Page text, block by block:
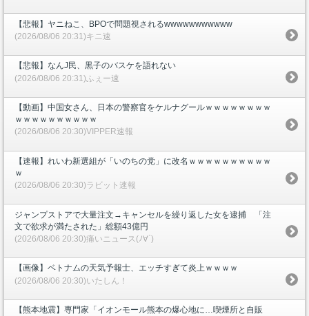
【悲報】ヤニねこ、BPOで問題視されるwwwwwwwwwww
(2026/08/06 20:31)キニ速
【悲報】なんJ民、黒子のバスケを語れない
(2026/08/06 20:31)ふぇー速
【動画】中国女さん、日本の警察官をケルナグールｗｗｗｗｗｗｗｗ
ｗｗｗｗｗｗｗｗｗｗ
(2026/08/06 20:30)VIPPER速報
【速報】れいわ新選組が「いのちの党」に改名ｗｗｗｗｗｗｗｗｗｗ
ｗ
(2026/08/06 20:30)ラビット速報
ジャンプストアで大量注文→キャンセルを繰り返した女を逮捕 「注
文で欲求が満たされた」総額43億円
(2026/08/06 20:30)痛いニュース(ﾉ∀`)
【画像】ベトナムの天気予報士、エッチすぎて炎上ｗｗｗｗ
(2026/08/06 20:30)いたしん！
【熊本地震】専門家「イオンモール熊本の爆心地に…喫煙所と自販